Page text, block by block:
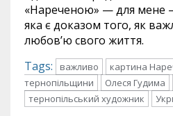
«Нареченою» — для мене –
яка є доказом того, як
любов’ю свого життя.
Tags:
важливо картина
тернопільщини
Олеся Гудима
тернопільський художник